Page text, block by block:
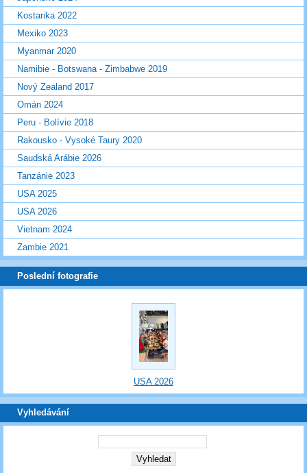
Kostarika 2022
Mexiko 2023
Myanmar 2020
Namibie - Botswana - Zimbabwe 2019
Nový Zealand 2017
Omán 2024
Peru - Bolívie 2018
Rakousko - Vysoké Taury 2020
Saudská Arábie 2026
Tanzánie 2023
USA 2025
USA 2026
Vietnam 2024
Zambie 2021
Poslední fotografie
USA 2026
Vyhledávání